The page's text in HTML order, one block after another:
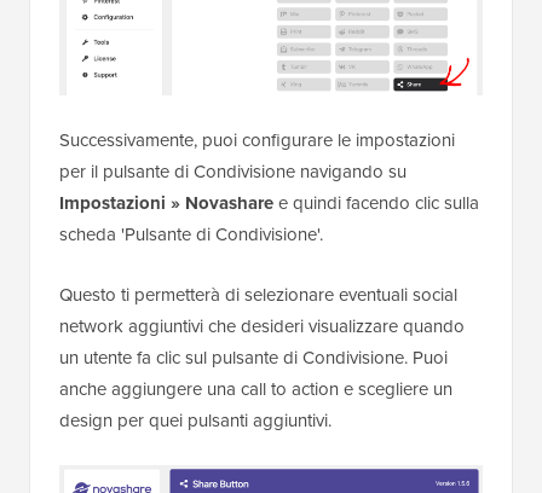
Successivamente, puoi configurare le impostazioni
per il pulsante di Condivisione navigando su
Impostazioni » Novasharee quindi facendo clic sulla
scheda 'Pulsante di Condivisione'.
Questo ti permetterà di selezionare eventuali social
network aggiuntivi che desideri visualizzare quando
un utente fa clic sul pulsante di Condivisione. Puoi
anche aggiungere una call to action e scegliere un
design per quei pulsanti aggiuntivi.